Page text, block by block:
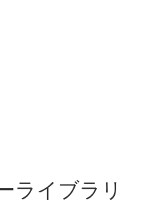
ライブラリ